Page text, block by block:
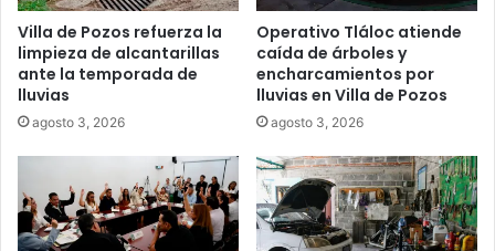
Villa de Pozos refuerza la
limpieza de alcantarillas
ante la temporada de
lluvias
agosto 3, 2026
Operativo Tláloc atiende
caída de árboles y
encharcamientos por
lluvias en Villa de Pozos
agosto 3, 2026